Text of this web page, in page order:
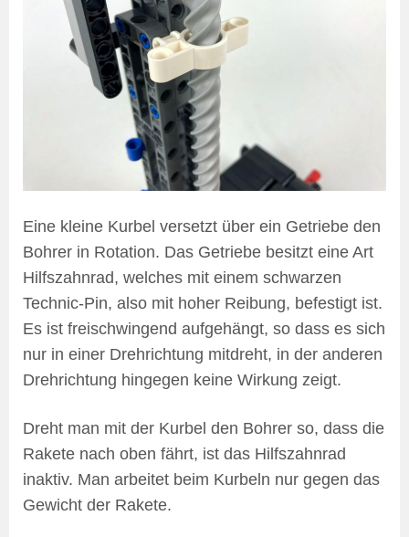
Eine kleine Kurbel versetzt über ein Getriebe den
Bohrer in Rotation. Das Getriebe besitzt eine Art
Hilfszahnrad, welches mit einem schwarzen
Technic-Pin, also mit hoher Reibung, befestigt ist.
Es ist freischwingend aufgehängt, so dass es sich
nur in einer Drehrichtung mitdreht, in der anderen
Drehrichtung hingegen keine Wirkung zeigt.
Dreht man mit der Kurbel den Bohrer so, dass die
Rakete nach oben fährt, ist das Hilfszahnrad
inaktiv. Man arbeitet beim Kurbeln nur gegen das
Gewicht der Rakete.